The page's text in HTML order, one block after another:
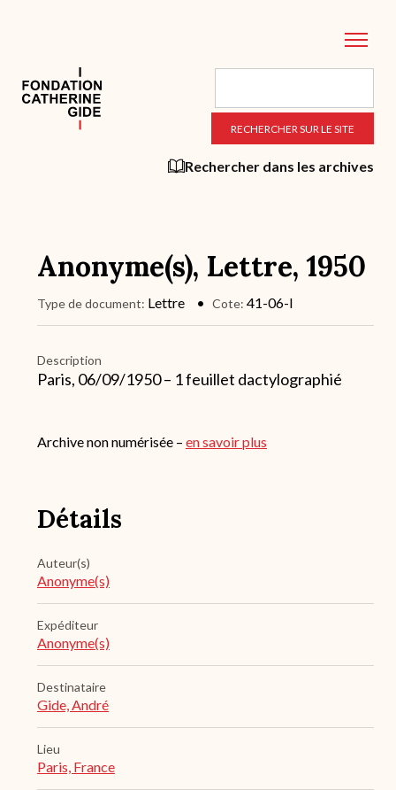
principal
Rechercher dans les archives
Anonyme(s), Lettre, 1950
Type de document Lettre Cote 41-06-l
Description
Paris, 06/09/1950 – 1 feuillet dactylographié
Archive non numérisée – en savoir plus
Détails
Auteur(s)
Anonyme(s)
Expéditeur
Anonyme(s)
Destinataire
Gide, André
Lieu
Paris, France